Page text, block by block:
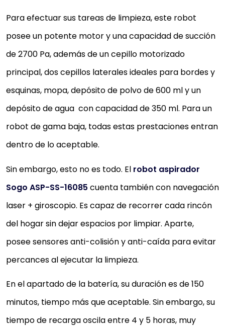
Para efectuar sus tareas de limpieza, este robot
posee un potente motor y una capacidad de succión
de 2700 Pa, además de un cepillo motorizado
principal, dos cepillos laterales ideales para bordes y
esquinas, mopa, depósito de polvo de 600 ml y un
depósito de agua con capacidad de 350 ml. Para un
robot de gama baja, todas estas prestaciones entran
dentro de lo aceptable.
Sin embargo, esto no es todo. El robot aspirador
Sogo ASP-SS-16085 cuenta también con navegación
laser + giroscopio. Es capaz de recorrer cada rincón
del hogar sin dejar espacios por limpiar. Aparte,
posee sensores anti-colisión y anti-caída para evitar
percances al ejecutar la limpieza.
En el apartado de la batería, su duración es de 150
minutos, tiempo más que aceptable. Sin embargo, su
tiempo de recarga oscila entre 4 y 5 horas, muy